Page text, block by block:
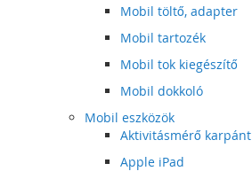
Mobil töltő, adapter
Mobil tartozék
Mobil tok kiegészítő
Mobil dokkoló
Mobil eszközök
Aktivitásmérő karpánt
Apple iPad